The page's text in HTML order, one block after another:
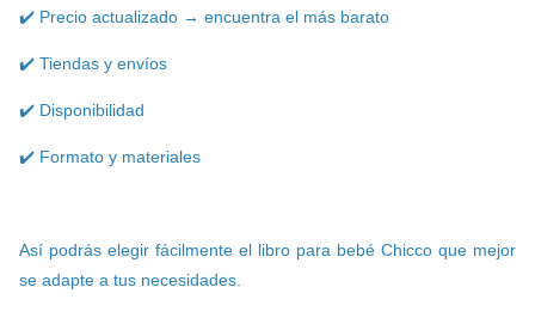
✔️ Precio actualizado → encuentra el más barato
✔️ Tiendas y envíos
✔️ Disponibilidad
✔️ Formato y materiales
Así podrás elegir fácilmente el libro para bebé Chicco que mejor
se adapte a tus necesidades.